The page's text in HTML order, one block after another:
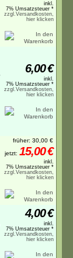
inkl.
7% Umsatzsteuer *
zzgl.Versandkosten,
hier klicken
6,00€
inkl.
7% Umsatzsteuer *
zzgl.Versandkosten,
hier klicken
früher: 30,00 €
jetzt: 15,00€
inkl.
7% Umsatzsteuer *
zzgl.Versandkosten,
hier klicken
4,00€
inkl.
7% Umsatzsteuer *
zzgl.Versandkosten,
hier klicken